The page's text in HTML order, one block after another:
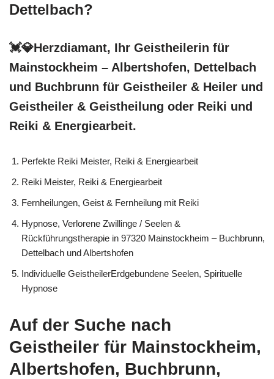
Dettelbach?
💓️💎Herzdiamant, Ihr Geistheilerin für
Mainstockheim – Albertshofen, Dettelbach
und Buchbrunn für Geistheiler & Heiler und
Geistheiler & Geistheilung oder Reiki und
Reiki & Energiearbeit.
Perfekte Reiki Meister, Reiki & Energiearbeit
Reiki Meister, Reiki & Energiearbeit
Fernheilungen, Geist & Fernheilung mit Reiki
Hypnose, Verlorene Zwillinge / Seelen &
Rückführungstherapie in 97320 Mainstockheim – Buchbrunn,
Dettelbach und Albertshofen
Individuelle GeistheilerErdgebundene Seelen, Spirituelle
Hypnose
Auf der Suche nach
Geistheiler für Mainstockheim,
Albertshofen, Buchbrunn,